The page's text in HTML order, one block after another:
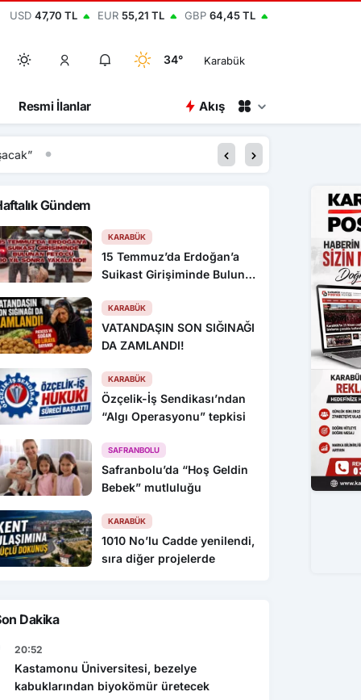
USD 47,70 TL EUR 55,21 TL GBP 64,45 TL
34° Karabük
Resmi İlanlar Akış
20:22 Çorum’da park
Gündem
KARABÜK
15 Temmuz’da Erdoğan’a
Suikast Girişiminde Bulunan
Yakalandı!
KARABÜK
VATANDAŞIN SON SIĞINAĞI
DA ZAMLANDI!
KARABÜK
Özçelik-İş Sendikası’ndan
“Algı Operasyonu” tepkisi
SAFRANBOLU
Safranbolu’da “Hoş Geldin
Bebek” mutluluğu
KARABÜK
1010 No’lu Cadde yenilendi,
sıra diğer projelerde
Dakika
20:52
Kastamonu Üniversitesi, bezelye
kabuklarından biyokömür üretecek